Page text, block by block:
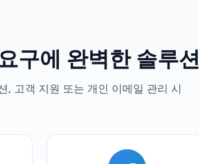
구에 완벽한 솔루션
, 고객 지원 또는 개인 이메일 관리 시